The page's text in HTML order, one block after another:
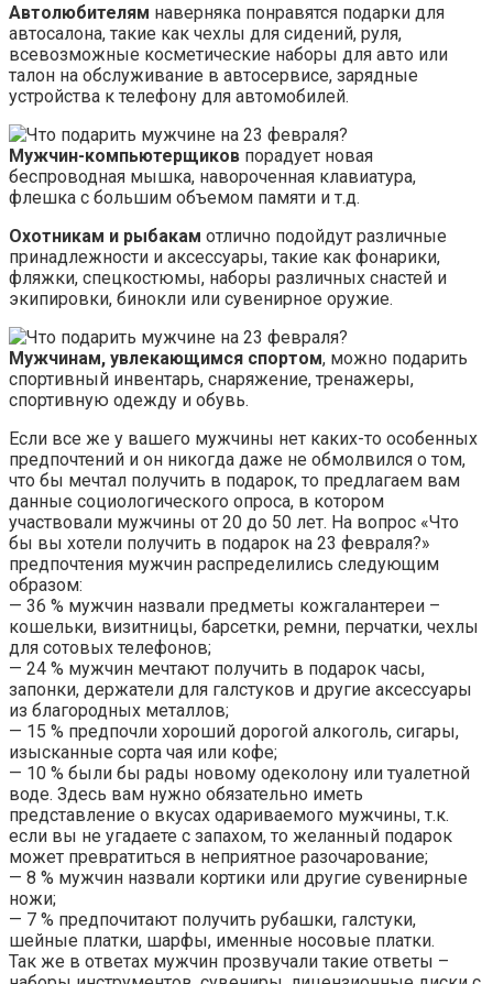
Автолюбителям наверняка понравятся подарки для
автосалона, такие как чехлы для сидений, руля,
всевозможные косметические наборы для авто или
талон на обслуживание в автосервисе, зарядные
устройства к телефону для автомобилей.
Мужчин-компьютерщиков порадует новая
беспроводная мышка, навороченная клавиатура,
флешка с большим объемом памяти и т.д.
Охотникам и рыбакам отлично подойдут различные
принадлежности и аксессуары, такие как фонарики,
фляжки, спецкостюмы, наборы различных снастей и
экипировки, бинокли или сувенирное оружие.
Мужчинам, увлекающимся спортом, можно подарить
спортивный инвентарь, снаряжение, тренажеры,
спортивную одежду и обувь.
Если все же у вашего мужчины нет каких-то особенных
предпочтений и он никогда даже не обмолвился о том,
что бы мечтал получить в подарок, то предлагаем вам
данные социологического опроса, в котором
участвовали мужчины от 20 до 50 лет. На вопрос «Что
бы вы хотели получить в подарок на 23 февраля?»
предпочтения мужчин распределились следующим
образом:
— 36 % мужчин назвали предметы кожгалантереи –
кошельки, визитницы, барсетки, ремни, перчатки, чехлы
для сотовых телефонов;
— 24 % мужчин мечтают получить в подарок часы,
запонки, держатели для галстуков и другие аксессуары
из благородных металлов;
— 15 % предпочли хороший дорогой алкоголь, сигары,
изысканные сорта чая или кофе;
— 10 % были бы рады новому одеколону или туалетной
воде. Здесь вам нужно обязательно иметь
представление о вкусах одариваемого мужчины, т.к.
если вы не угадаете с запахом, то желанный подарок
может превратиться в неприятное разочарование;
— 8 % мужчин назвали кортики или другие сувенирные
ножи;
— 7 % предпочитают получить рубашки, галстуки,
шейные платки, шарфы, именные носовые платки.
Так же в ответах мужчин прозвучали такие ответы –